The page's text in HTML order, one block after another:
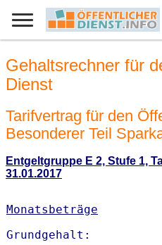
Gehaltsrechner für
Dienst
Tarifvertrag für den
Besonderer Teil
Entgeltgruppe E 2, Stufe 1,
31.01.2017
Monatsbeträge